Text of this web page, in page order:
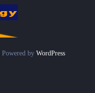
Powered byWordPress